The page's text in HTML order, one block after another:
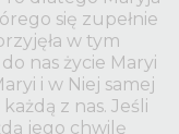
się zupełnie
w tym
nas życie Maryi
i w Niej samej
z nas. Jeśli
jego chwilę